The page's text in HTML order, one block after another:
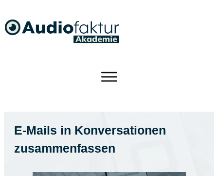
E-Mails in Konversationen
zusammenfassen